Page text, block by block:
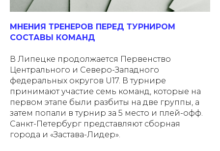
МНЕНИЯ ТРЕНЕРОВ ПЕРЕД ТУРНИРОМ
СОСТАВЫ КОМАНД
В Липецке продолжается Первенство
Центрального и Северо-Западного
федеральных округов U17. В турнире
принимают участие семь команд, которые на
первом этапе были разбиты на две группы, а
затем попали в турнир за 5 место и плей-офф.
Санкт-Петербург представляют сборная
города и «Застава-Лидер».